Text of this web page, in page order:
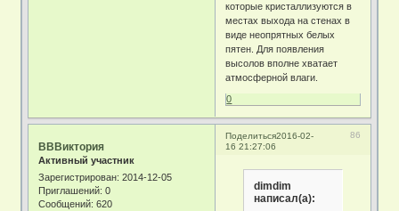
которые кристаллизуются в
местах выхода на стенах в
виде неопрятных белых
пятен. Для появления
высолов вполне хватает
атмосферной влаги.
0
Поделиться 86
2016-02-
16 21:27:06
ВВВиктория
Активный участник
Зарегистрирован: 2014-12-05
Приглашений: 0
Сообщений: 620
dimdim
написал(а):